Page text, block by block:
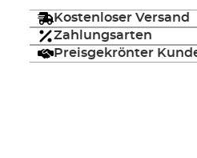
Kostenloser Versand
Zahlungsarten
Preisgekrönter